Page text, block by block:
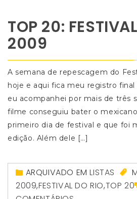
TOP 20:
2009
A semana de repescagem do
hoje e aqui fica meu registro
eu acompanhei por mais de três
filme conseguiu bater o
primeiro dia de festival e que foi
edição. Além dele […]
ARQUIVADO EMLISTAS
2009,FESTIVAL DO RIO,TOP 20